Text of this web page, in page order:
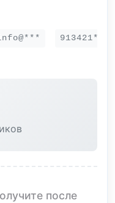
913421***
после